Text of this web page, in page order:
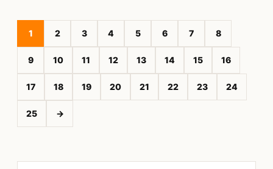
1 2 3 4 5 6 7 8
9 10 11 12 13 14 15 16
17 18 19 20 21 22 23 24
25 →